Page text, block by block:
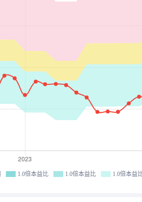
1.0倍本益比 1.0倍本益比 1.0倍本益